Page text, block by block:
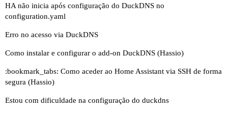
HA não inicia após configuração do DuckDNS no
configuration.yaml
Erro no acesso via DuckDNS
Como instalar e configurar o add-on DuckDNS (Hassio)
:bookmark_tabs: Como aceder ao Home Assistant via SSH de forma
segura (Hassio)
Estou com dificuldade na configuração do duckdns